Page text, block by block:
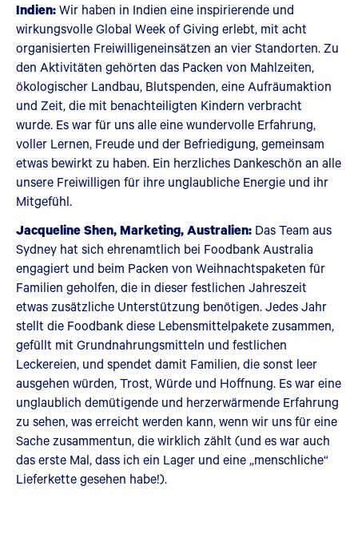
Indien:Wir haben in Indien eine inspirierende und
wirkungsvolle Global Week of Giving erlebt, mit acht
organisierten Freiwilligeneinsätzen an vier Standorten. Zu
den Aktivitäten gehörten das Packen von Mahlzeiten,
ökologischer Landbau, Blutspenden, eine Aufräumaktion
und Zeit, die mit benachteiligten Kindern verbracht
wurde. Es war für uns alle eine wundervolle Erfahrung,
voller Lernen, Freude und der Befriedigung, gemeinsam
etwas bewirkt zu haben. Ein herzliches Dankeschön an alle
unsere Freiwilligen für ihre unglaubliche Energie und ihr
Mitgefühl.
Jacqueline Shen, Marketing, Australien: Das Team aus
Sydney hat sich ehrenamtlich bei Foodbank Australia
engagiert und beim Packen von Weihnachtspaketen für
Familien geholfen, die in dieser festlichen Jahreszeit
etwas zusätzliche Unterstützung benötigen. Jedes Jahr
stellt die Foodbank diese Lebensmittelpakete zusammen,
gefüllt mit Grundnahrungsmitteln und festlichen
Leckereien, und spendet damit Familien, die sonst leer
ausgehen würden, Trost, Würde und Hoffnung. Es war eine
unglaublich demütigende und herzerwärmende Erfahrung
zu sehen, was erreicht werden kann, wenn wir uns für eine
Sache zusammentun, die wirklich zählt (und es war auch
das erste Mal, dass ich ein Lager und eine „menschliche“
Lieferkette gesehen habe!).